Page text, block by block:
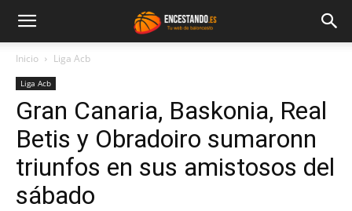
Inicio Liga Acb
Liga Acb
Gran Canaria, Baskonia, Real
Betis y Obradoiro sumaronn
triunfos en sus amistosos del
sábado